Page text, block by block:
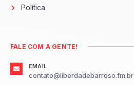
Política
FALE COM A GENTE!
EMAIL
contato@liberdadebarroso.fm.br